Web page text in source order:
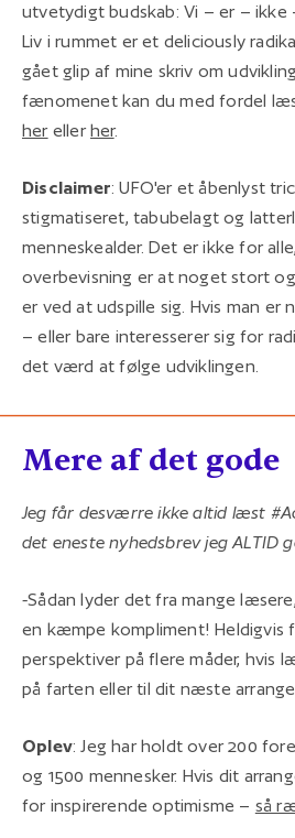
utvetydigt budskab: Vi – er – ikke
Liv i rummet er et deliciously
gået glip af mine skriv om
fænomenet kan du med fordel
herellerher.
Disclaimer: UFO'er et åbenlyst
stigmatiseret, tabubelagt og
menneskealder. Det er ikke for
overbevisning er at noget stort
er ved at udspille sig. Hvis man er
– eller bare interesserer sig for
det værd at følge udviklingen.
Mere af det gode
Jeg får desværre ikke altid læst
det eneste nyhedsbrev jeg ALTID
-Sådan lyder det fra mange
en kæmpe kompliment! Heldigvis
perspektiver på flere måder, hvis
på farten eller til dit næste
Oplev: Jeg har holdt over 200
og 1500 mennesker. Hvis dit
for inspirerende optimisme – så